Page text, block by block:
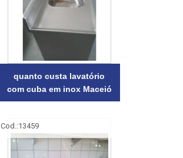
quanto custa lavatório
com cuba em inox Maceió
Cod.:13459